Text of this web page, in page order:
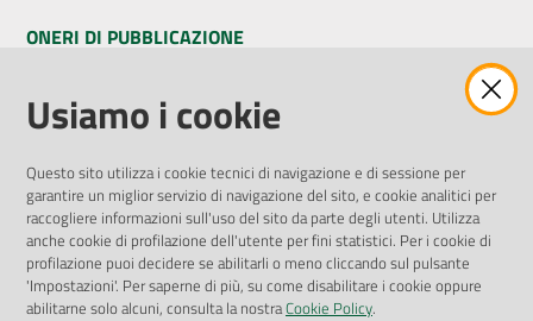
ONERI DI PUBBLICAZIONE
Amministrazione Trasparente
Pubblicità legale
Privacy Policy
Attuazione Misure PNRR
Liste di Attesa
ENTI, IMPRESE E PARTNER
Usiamo i cookie
Questo sito utilizza i cookie tecnici di navigazione e di sessione per
garantire un miglior servizio di navigazione del sito, e cookie analitici per
raccogliere informazioni sull'uso del sito da parte degli utenti. Utilizza
anche cookie di profilazione dell'utente per fini statistici. Per i cookie di
profilazione puoi decidere se abilitarli o meno cliccando sul pulsante
'Impostazioni'. Per saperne di più, su come disabilitare i cookie oppure
abilitarne solo alcuni, consulta la nostraCookie Policy.